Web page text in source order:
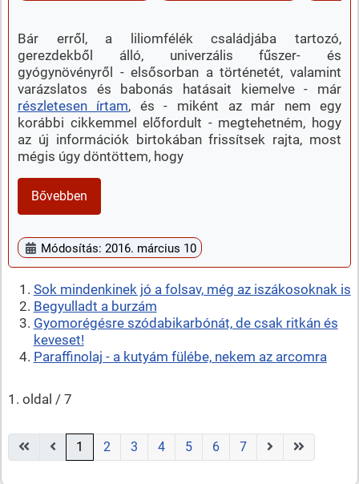
Bár erről, a liliomfélék családjába tartozó,
gerezdekből álló, univerzális fűszer- és
gyógynövényről - elsősorban a történetét, valamint
varázslatos és babonás hatásait kiemelve - már
részletesen írtam, és - miként az már nem egy
korábbi cikkemmel előfordult - megtehetném, hogy
az új információk birtokában frissítsek rajta, most
mégis úgy döntöttem, hogy
Bővebben
Módosítás: 2016. március 10
Sok mindenkinek jó a folsav, még az iszákosoknak is
Begyulladt a burzám
Gyomorégésre szódabikarbónát, de csak ritkán és
keveset!
Paraffinolaj - a kutyám fülébe, nekem az arcomra
1. oldal / 7
1 2 3 4 5 6 7